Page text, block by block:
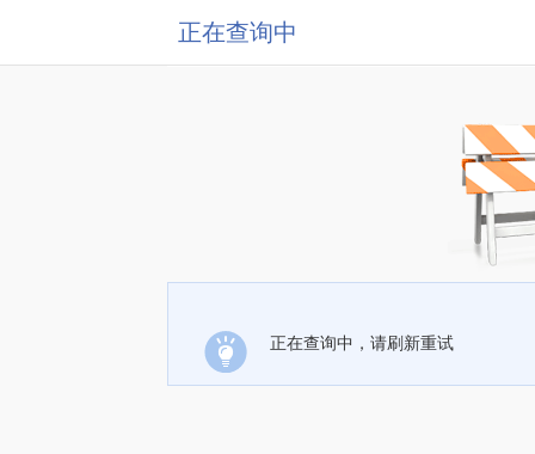
正在查询中
正在查询中，请刷新重试